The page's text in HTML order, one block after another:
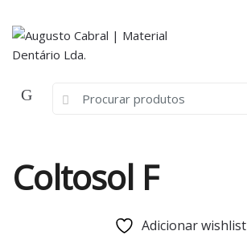
navigation
content
Search
Coltosol F
Adicionar wishlist